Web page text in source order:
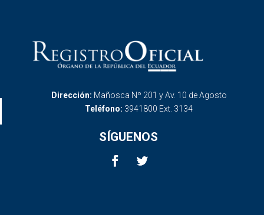
Dirección: Mañosca Nº 201 y Av. 10 de Agosto
Teléfono: 3941800 Ext. 3134
SÍGUENOS